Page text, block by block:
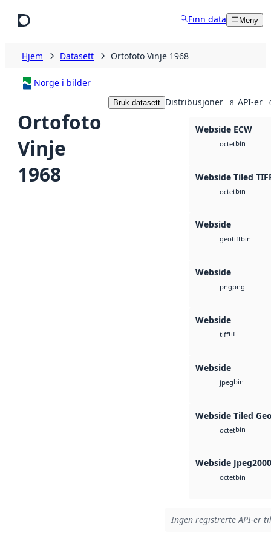
Finn data Meny
Hjem Datasett Ortofoto Vinje 1968
Norge i bilder
Ortofoto
Vinje
1968
Bruk datasett Distribusjoner 8 API-er
Webside ECW
octetbin
Webside Tiled
octetbin
Webside
geotiffbin
Webside
pngpng
Webside
tifftif
Webside
jpegbin
Webside Tiled
octetbin
Webside Jpeg2000
octetbin
Ingen registrerte API-er